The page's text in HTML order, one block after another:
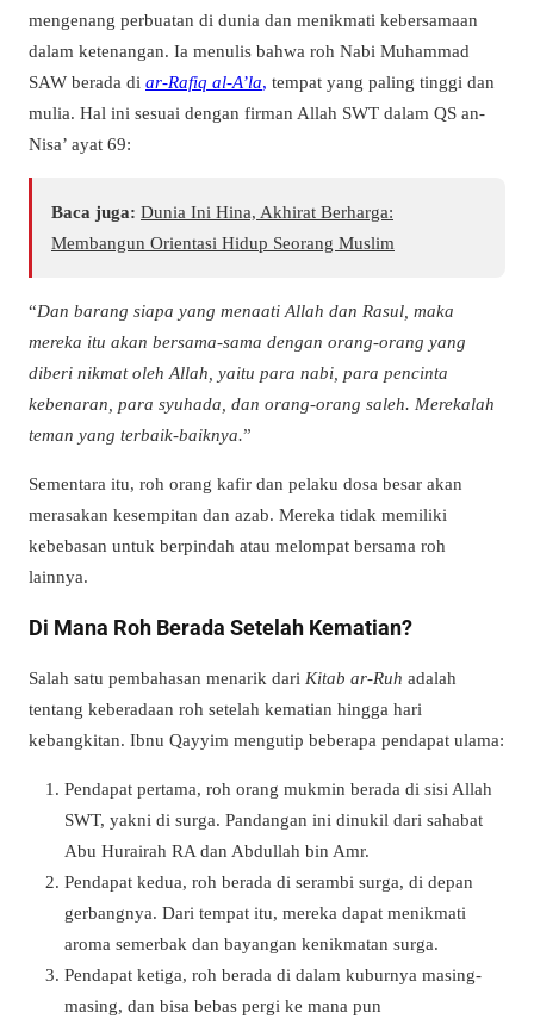
mengenang perbuatan di dunia dan menikmati kebersamaan
dalam ketenangan. Ia menulis bahwa roh Nabi Muhammad
SAW berada di ar-Rafiq al-A’la, tempat yang paling tinggi dan
mulia. Hal ini sesuai dengan firman Allah SWT dalam QS an-
Nisa’ ayat 69:
Baca juga: Dunia Ini Hina, Akhirat Berharga:
Membangun Orientasi Hidup Seorang Muslim
“Dan barang siapa yang menaati Allah dan Rasul, maka
mereka itu akan bersama-sama dengan orang-orang yang
diberi nikmat oleh Allah, yaitu para nabi, para pencinta
kebenaran, para syuhada, dan orang-orang saleh. Merekalah
teman yang terbaik-baiknya.”
Sementara itu, roh orang kafir dan pelaku dosa besar akan
merasakan kesempitan dan azab. Mereka tidak memiliki
kebebasan untuk berpindah atau melompat bersama roh
lainnya.
Di Mana Roh Berada Setelah Kematian?
Salah satu pembahasan menarik dari Kitab ar-Ruh adalah
tentang keberadaan roh setelah kematian hingga hari
kebangkitan. Ibnu Qayyim mengutip beberapa pendapat ulama:
Pendapat pertama, roh orang mukmin berada di sisi Allah
SWT, yakni di surga. Pandangan ini dinukil dari sahabat
Abu Hurairah RA dan Abdullah bin Amr.
Pendapat kedua, roh berada di serambi surga, di depan
gerbangnya. Dari tempat itu, mereka dapat menikmati
aroma semerbak dan bayangan kenikmatan surga.
Pendapat ketiga, roh berada di dalam kuburnya masing-
masing, dan bisa bebas pergi ke mana pun